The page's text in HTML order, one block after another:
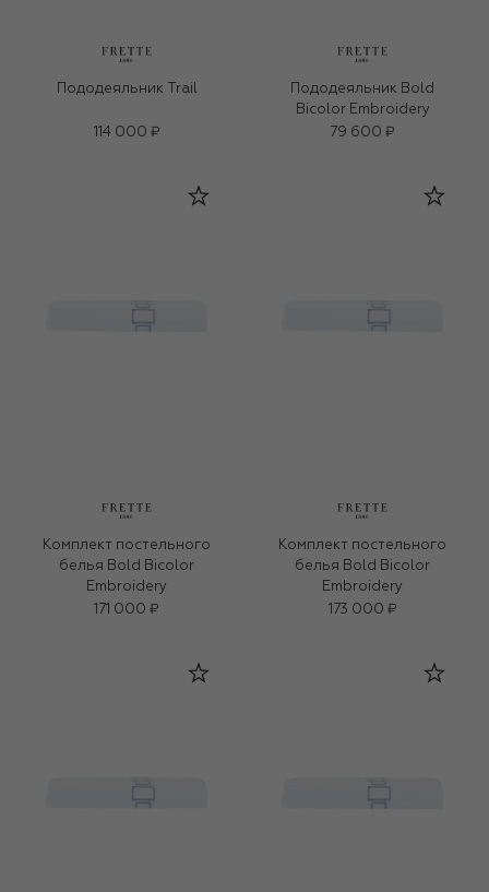
Пододеяльник Trail
114 000 ₽
Пододеяльник Bold
Bicolor Embroidery
79 600 ₽
Комплект постельного
белья Bold Bicolor
Embroidery
171 000 ₽
Комплект постельного
белья Bold Bicolor
Embroidery
173 000 ₽